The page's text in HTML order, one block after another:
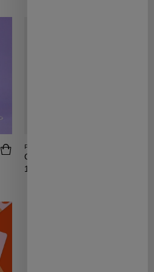
Acheter Brosse à dents électrique
PAPIER TIGRE
Carnet A5 Papier Tigre
Prix
12,50 €